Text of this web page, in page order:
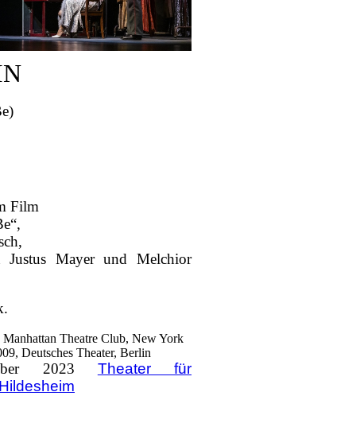
Film
Justus Mayer und Melchior
Theatre Club, New York
Deutsches Theater, Berlin
2023 Theater für